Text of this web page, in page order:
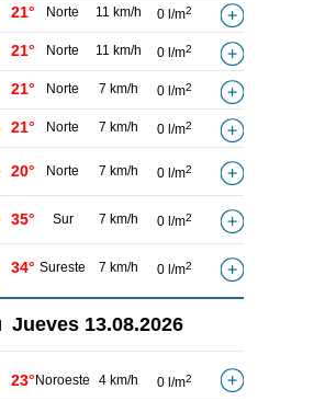
21° Norte 11 km/h 0 l/m2
21° Norte 11 km/h 0 l/m2
21° Norte 7 km/h 0 l/m2
21° Norte 7 km/h 0 l/m2
20° Norte 7 km/h 0 l/m2
35° Sur 7 km/h 0 l/m2
34° Sureste 7 km/h 0 l/m2
Jueves 13.08.2026
23° Noroeste 4 km/h 0 l/m2